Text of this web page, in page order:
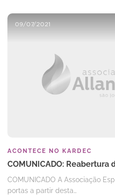
09/07/2021
ACONTECE NO KARDEC
COMUNICADO: Reabertura
COMUNICADO A Associação
portas a partir desta…